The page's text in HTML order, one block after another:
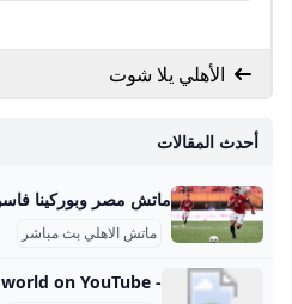
الأهلي يلا شوت
أحدث المقالات
ماتش الاهلي بث مباشر